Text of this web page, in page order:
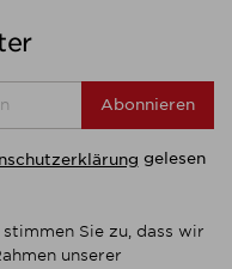
Abonnieren
gelesen
Sie zu, dass wir
unserer